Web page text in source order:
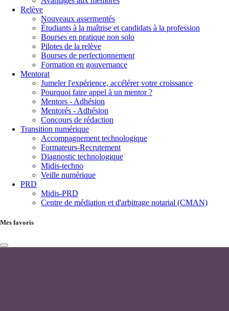
Relève
Nouveaux assermentés
Étudiants à la maîtrise et candidats à la profession
Bourses en pratique non solo
Pilotes de la relève
Bourses de perfectionnement
Formation en gouvernance
Mentorat
Jumeler l'expérience, accélérer votre croissance
Pourquoi faire appel à un mentor ?
Mentors - Adhésion
Mentorés - Adhésion
Concours de rédaction
Transition numérique
Accompagnement technologique
Formateurs-Recrutement
Diagnostic technologique
Midis-techno
Veille numérique
PRD
Midis-PRD
Centre de médiation et d'arbitrage notarial (CMAN)
Mes favoris